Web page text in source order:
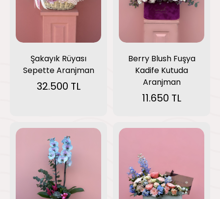
Şakayık Rüyası
Sepette Aranjman
32.500 TL
Berry Blush Fuşya
Kadife Kutuda
Aranjman
11.650 TL